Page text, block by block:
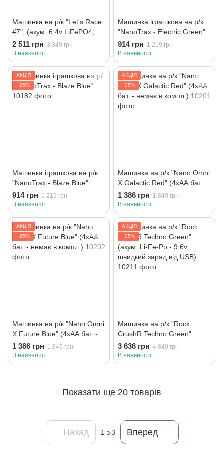
Машинка на р/к "Let's Race
#7", (акум. 6,4v LiFePO4,
швидкий заряд від USB)
2 511 грн 3 349 грн
В наявності
Машинка іграшкова на р/к
"NanoTrax - Electric Green"
914 грн 1 219 грн
В наявності
АКЦІЯ
−25%
Машинка іграшкова на р/к
"NanoTrax - Blaze Blue"
914 грн 1 219 грн
В наявності
АКЦІЯ
−25%
Машинка на р/к "Nano Omni
X Galactic Red" (4хАА бат. -
немає в компл.)
1 386 грн 1 849 грн
В наявності
АКЦІЯ
−25%
Машинка на р/к "Nano Omni
X Future Blue" (4хАА бат. -
немає в компл.)
1 386 грн 1 849 грн
В наявності
АКЦІЯ
−25%
Машинка на р/к "Rock
CrushR Techno Green"
(акум. Li-Fe-Po - 9.6v,
швидкий заряд від USB)
3 636 грн 4 849 грн
В наявності
Показати ще 20 товарів
Назад 1 з 3 Вперед